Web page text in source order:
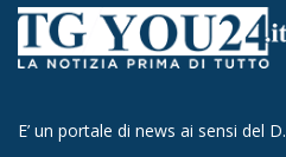
E’ un portale di news ai sensi del